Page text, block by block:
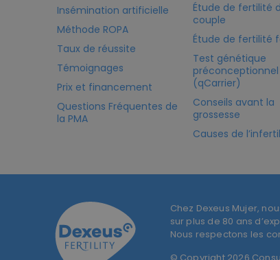
Insémination artificielle
Méthode ROPA
Taux de réussite
Témoignages
Prix et financement
Questions Fréquentes de
la PMA
Étude de fertilité
couple
Étude de fertilité
Test génétique
préconceptionnel
(qCarrier)
Conseils avant la
grossesse
Causes de
Chez Dexeus Mujer,
sur plus de 80 ans
Nous respectons les
© Copyright 2026